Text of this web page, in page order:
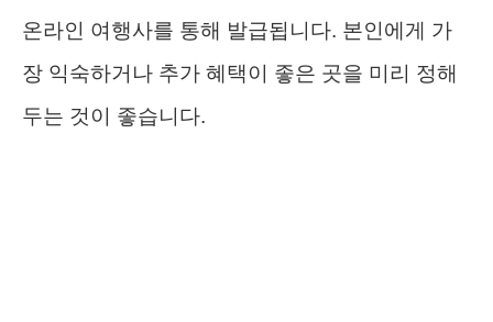
온라인 여행사를 통해 발급됩니다. 본인에게 가
장 익숙하거나 추가 혜택이 좋은 곳을 미리 정해
두는 것이 좋습니다.